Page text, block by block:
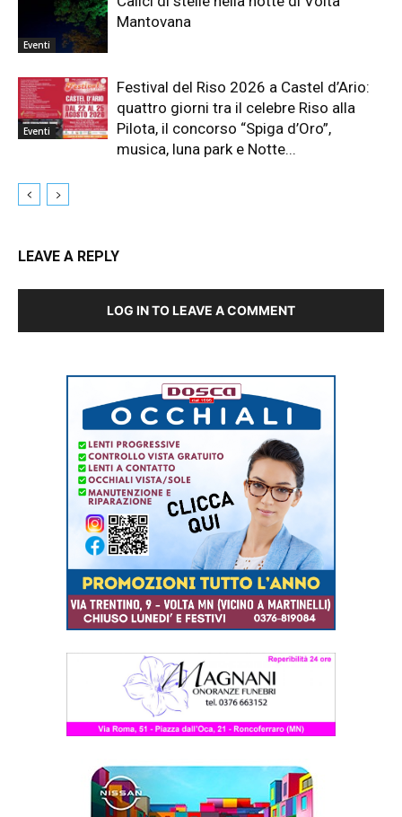
Eventi
Mantovana
Eventi
Festival del Riso 2026 a Castel d’Ario:
quattro giorni tra il celebre Riso alla
Pilota, il concorso “Spiga d’Oro”,
musica, luna park e Notte...
LEAVE A REPLY
LOG IN TO LEAVE A COMMENT